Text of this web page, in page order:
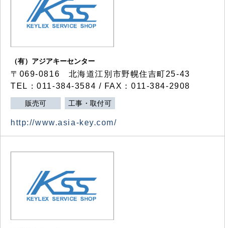
（有）アジアキーセンター
〒069-0816 北海道江別市野幌住吉町25-43
TEL：011-384-3584 / FAX：011-384-2908
販売可 工事・取付可
http://www.asia-key.com/